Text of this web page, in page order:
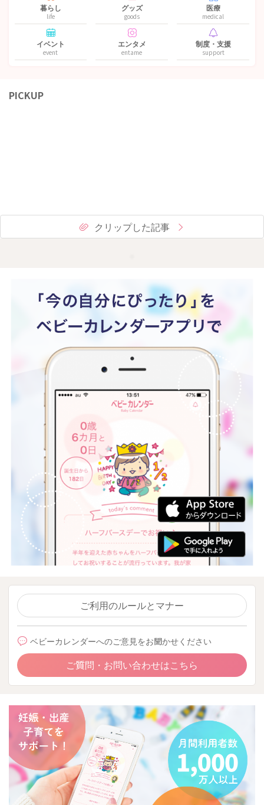
暮らし
life
グッズ
goods
医療
medical
イベント
event
エンタメ
entame
制度・支援
support
PICKUP
クリップした記事
ご利用のルールとマナー
ベビーカレンダーへのご意見をお聞かせください
ご質問・お問い合わせはこちら